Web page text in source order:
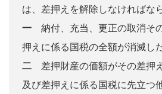
は、差押えを解除しなければな
一 納付、充当、更正の取消そ
押えに係る国税の全額が消滅し
二 差押財産の価額がその差押
及び差押えに係る国税に先立つ